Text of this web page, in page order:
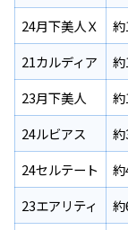
24月下美人Ｘ
21カルディア
23月下美人
24ルビアス
24セルテート
23エアリティ